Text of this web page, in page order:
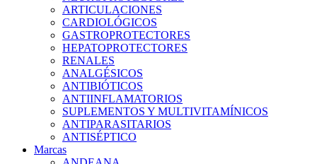
ARTICULACIONES
CARDIOLÓGICOS
GASTROPROTECTORES
HEPATOPROTECTORES
RENALES
ANALGÉSICOS
ANTIBIÓTICOS
ANTIINFLAMATORIOS
SUPLEMENTOS Y MULTIVITAMÍNICOS
ANTIPARASITARIOS
ANTISÉPTICO
Marcas